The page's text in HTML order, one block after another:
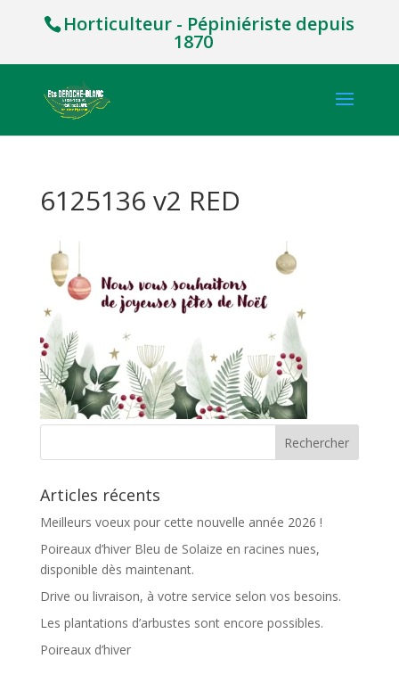
Horticulteur - Pépiniériste depuis
1870
6125136 v2 RED
Articles récents
Meilleurs voeux pour cette nouvelle année 2026 !
Poireaux d’hiver Bleu de Solaize en racines nues,
disponible dès maintenant.
Drive ou livraison, à votre service selon vos besoins.
Les plantations d’arbustes sont encore possibles.
Poireaux d’hiver